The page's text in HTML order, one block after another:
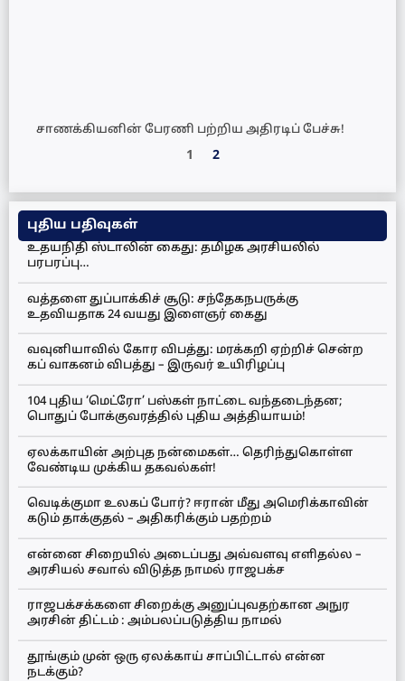
சாணக்கியனின் பேரணி பற்றிய அதிரடிப் பேச்சு!
1 2
புதிய பதிவுகள்
உதயநிதி ஸ்டாலின் கைது: தமிழக அரசியலில்
பரபரப்பு…
வத்தளை துப்பாக்கிச் சூடு: சந்தேகநபருக்கு
உதவியதாக 24 வயது இளைஞர் கைது
வவுனியாவில் கோர விபத்து: மரக்கறி ஏற்றிச் சென்ற
கப் வாகனம் விபத்து – இருவர் உயிரிழப்பு
104 புதிய ‘மெட்ரோ’ பஸ்கள் நாட்டை வந்தடைந்தன;
பொதுப் போக்குவரத்தில் புதிய அத்தியாயம்!
ஏலக்காயின் அற்புத நன்மைகள்… தெரிந்துகொள்ள
வேண்டிய முக்கிய தகவல்கள்!
வெடிக்குமா உலகப் போர்? ஈரான் மீது அமெரிக்காவின்
கடும் தாக்குதல் – அதிகரிக்கும் பதற்றம்
என்னை சிறையில் அடைப்பது அவ்வளவு எளிதல்ல –
அரசியல் சவால் விடுத்த நாமல் ராஜபக்ச
ராஜபக்சக்களை சிறைக்கு அனுப்புவதற்கான அநுர
அரசின் திட்டம் : அம்பலப்படுத்திய நாமல்
தூங்கும் முன் ஒரு ஏலக்காய் சாப்பிட்டால் என்ன
நடக்கும்?